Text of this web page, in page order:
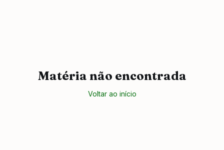
Matéria não encontrada
Voltar ao início